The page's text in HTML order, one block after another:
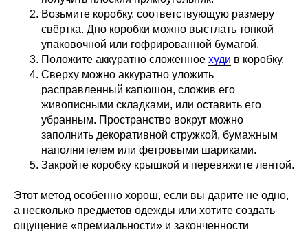
Возьмите коробку, соответствующую размеру
свёртка. Дно коробки можно выстлать тонкой
упаковочной или гофрированной бумагой.
Положите аккуратно сложенное худи в коробку.
Сверху можно аккуратно уложить
расправленный капюшон, сложив его
живописными складками, или оставить его
убранным. Пространство вокруг можно
заполнить декоративной стружкой, бумажным
наполнителем или фетровыми шариками.
Закройте коробку крышкой и перевяжите лентой.
Этот метод особенно хорош, если вы дарите не одно,
а несколько предметов одежды или хотите создать
ощущение «премиальности» и законченности